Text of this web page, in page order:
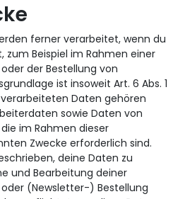
ferner verarbeitet, wenn du
zum Beispiel im Rahmen einer
der Bestellung von
ist insoweit Art. 6 Abs. 1
verarbeiteten Daten gehören
sowie Daten von
im Rahmen dieser
Zwecke erforderlich sind.
deine Daten zu
und Bearbeitung deiner
(Newsletter-) Bestellung